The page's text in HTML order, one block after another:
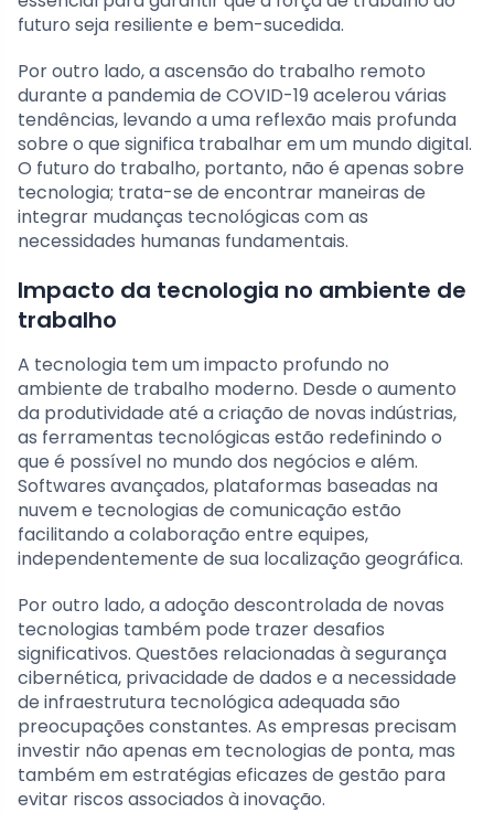
futuro seja resiliente e bem-sucedida.
Por outro lado, a ascensão do trabalho remoto
durante a pandemia de COVID-19 acelerou várias
tendências, levando a uma reflexão mais profunda
sobre o que significa trabalhar em um mundo digital.
O futuro do trabalho, portanto, não é apenas sobre
tecnologia; trata-se de encontrar maneiras de
integrar mudanças tecnológicas com as
necessidades humanas fundamentais.
Impacto da tecnologia no ambiente de
trabalho
A tecnologia tem um impacto profundo no
ambiente de trabalho moderno. Desde o aumento
da produtividade até a criação de novas indústrias,
as ferramentas tecnológicas estão redefinindo o
que é possível no mundo dos negócios e além.
Softwares avançados, plataformas baseadas na
nuvem e tecnologias de comunicação estão
facilitando a colaboração entre equipes,
independentemente de sua localização geográfica.
Por outro lado, a adoção descontrolada de novas
tecnologias também pode trazer desafios
significativos. Questões relacionadas à segurança
cibernética, privacidade de dados e a necessidade
de infraestrutura tecnológica adequada são
preocupações constantes. As empresas precisam
investir não apenas em tecnologias de ponta, mas
também em estratégias eficazes de gestão para
evitar riscos associados à inovação.